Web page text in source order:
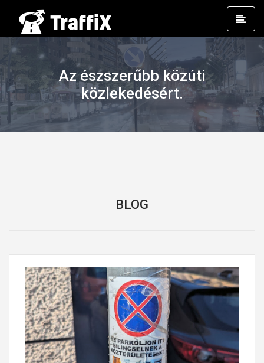
Az észszerűbb közúti
közlekedésért.
BLOG